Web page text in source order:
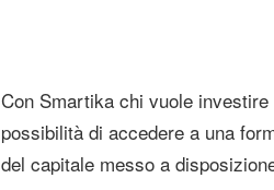
Con Smartika chi vuole
possibilità di accedere a una
del capitale messo a